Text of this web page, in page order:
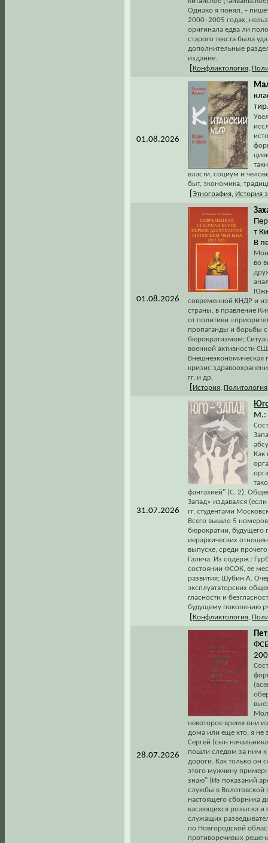
Однако я понял, –
2000–2005 годах,
оригинала едва ли
старого текста была
дополнительные
издание.
Конфликтология,
01.08.2026
власти, социум и
быт, экономика,
Этнография, История
01.08.2026
т
В
во
современной КНДР и
страны. в правление
от политики
пропаганды и борьбы
бюрократизмом;
военной активности
Внешнеэкономическая
кризис
гг. и др.
История, Политология
31.07.2026
М.:
Как
фантазией" (С. 2).
Запад» издавался
гг. студентами
Всего вышло 5
бюрократии, будущего
иерархических
выпуске, среди
Галича. Из содерж.:
состоянии ФСОК, ее
развития; Шубин А.
эксплуататорских
гласности и
будущему поколению
Конфликтология,
28.07.2026
некоторое время они
дома или еще кто, я не
Сергей (сын
пошли следом за ним к
дороги. Как только он
этого мужчину
знаю" (Из показаний
службы в Волотовской
настоящего сборника
касающихся розыска и
служащих
по Новгородской
противоречивых